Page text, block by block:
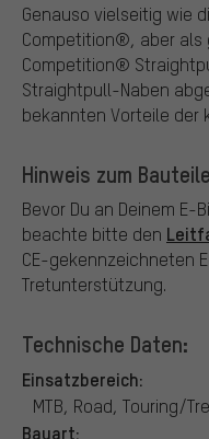
Genauso vielseitig wie
Competition®, aber als
Competition®
Straightpull-Naben
bekannten Vorteile der
Hinweis zum
Bevor Du an Deinem
beachte bitte den
CE-gekennzeichneten
Tretunterstützung.
Technische Daten:
Einsatzbereich:
MTB, Road, Touring/
Bauart: